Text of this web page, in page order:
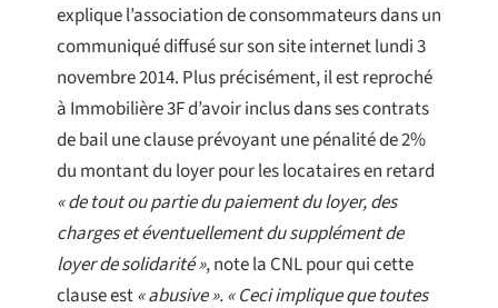
explique l’association de consommateurs dans un
communiqué diffusé sur son site internet lundi 3
novembre 2014. Plus précisément, il est reproché
à Immobilière 3F d’avoir inclus dans ses contrats
de bail une clause prévoyant une pénalité de 2%
du montant du loyer pour les locataires en retard
« de tout ou partie du paiement du loyer, des
charges et éventuellement du supplément de
loyer de solidarité », note la CNL pour qui cette
clause est« abusive ». « Ceci implique que toutes